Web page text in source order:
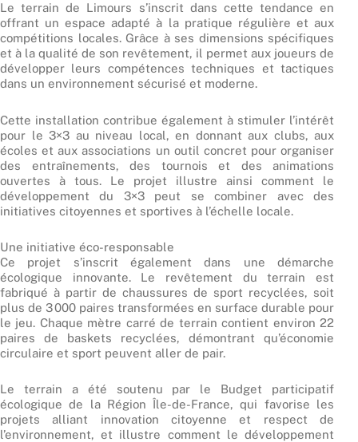
Le terrain de Limours s’inscrit dans cette tendance en
offrant un espace adapté à la pratique régulière et aux
compétitions locales. Grâce à ses dimensions spécifiques
et à la qualité de son revêtement, il permet aux joueurs de
développer leurs compétences techniques et tactiques
dans un environnement sécurisé et moderne.
Cette installation contribue également à stimuler l’intérêt
pour le 3×3 au niveau local, en donnant aux clubs, aux
écoles et aux associations un outil concret pour organiser
des entraînements, des tournois et des animations
ouvertes à tous. Le projet illustre ainsi comment le
développement du 3×3 peut se combiner avec des
initiatives citoyennes et sportives à l’échelle locale.
Une initiative éco-responsable
Ce projet s’inscrit également dans une démarche
écologique innovante. Le revêtement du terrain est
fabriqué à partir de chaussures de sport recyclées, soit
plus de 3 000 paires transformées en surface durable pour
le jeu. Chaque mètre carré de terrain contient environ 22
paires de baskets recyclées, démontrant qu’économie
circulaire et sport peuvent aller de pair.
Le terrain a été soutenu par le Budget participatif
écologique de la Région Île-de-France, qui favorise les
projets alliant innovation citoyenne et respect de
l’environnement, et illustre comment le développement